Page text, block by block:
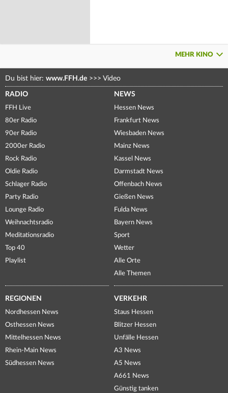
MEHR KINO
Du bist hier: www.FFH.de >>> Video
RADIO
FFH Live
80er Radio
90er Radio
2000er Radio
Rock Radio
Oldie Radio
Schlager Radio
Party Radio
Lounge Radio
Weihnachtsradio
Meditationsradio
Top 40
Playlist
NEWS
Hessen News
Frankfurt News
Wiesbaden News
Mainz News
Kassel News
Darmstadt News
Offenbach News
Gießen News
Fulda News
Bayern News
Sport
Wetter
Alle Orte
Alle Themen
REGIONEN
Nordhessen News
Osthessen News
Mittelhessen News
Rhein-Main News
Südhessen News
VERKEHR
Staus Hessen
Blitzer Hessen
Unfälle Hessen
A3 News
A5 News
A661 News
Günstig tanken